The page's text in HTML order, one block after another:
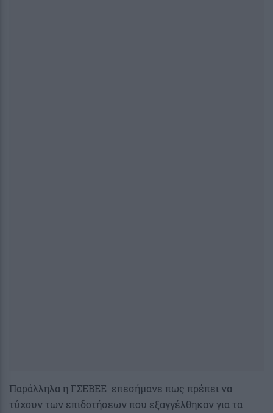
Παράλληλα η ΓΣΕΒΕΕ επεσήμανε πως πρέπει να
τύχουν των επιδοτήσεων που εξαγγέλθηκαν για τα